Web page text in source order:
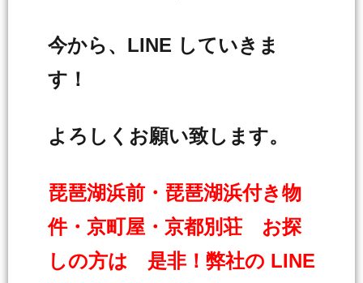
今から、LINE していきま
す！
よろしくお願い致します。
琵琶湖浜前・琵琶湖浜付き物
件・京町屋・京都別荘 お探
しの方は 是非！弊社の LINE